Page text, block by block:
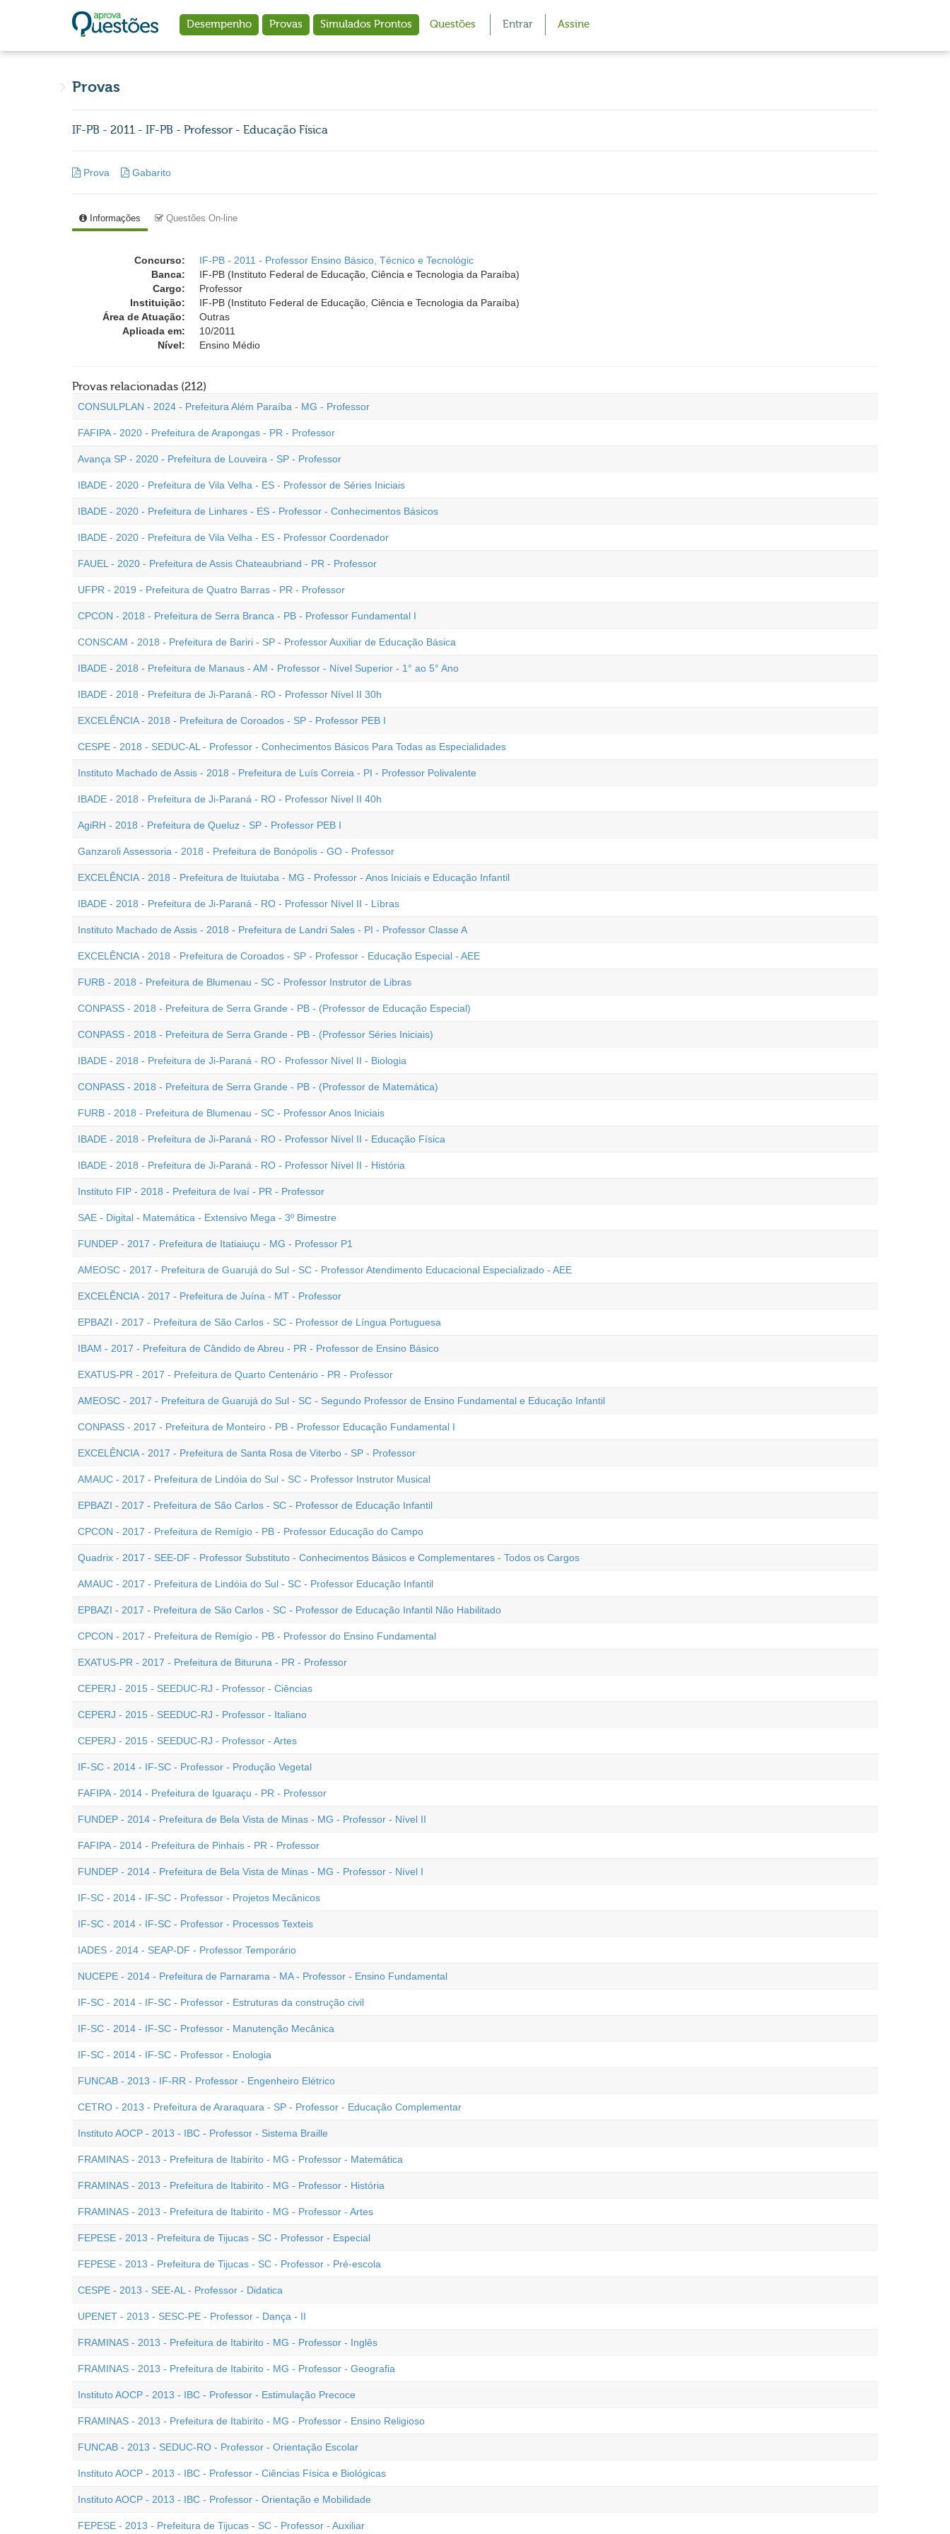
Desempenho Provas Simulados Prontos Questões Entrar Assine
Provas
IF-PB - 2011 - IF-PB - Professor - Educação Física
Prova Gabarito
Informações Questões On-line
Concurso:
IF-PB - 2011 - Professor Ensino Básico, Técnico e Tecnológic
Banca:
IF-PB (Instituto Federal de Educação, Ciência e Tecnologia da Paraíba)
Cargo:
Professor
Instituição:
IF-PB (Instituto Federal de Educação, Ciência e Tecnologia da Paraíba)
Área de Atuação:
Outras
Aplicada em:
10/2011
Nível:
Ensino Médio
Provas relacionadas (212)
CONSULPLAN - 2024 - Prefeitura Além Paraíba - MG - Professor
FAFIPA - 2020 - Prefeitura de Arapongas - PR - Professor
Avança SP - 2020 - Prefeitura de Louveira - SP - Professor
IBADE - 2020 - Prefeitura de Vila Velha - ES - Professor de Séries Iniciais
IBADE - 2020 - Prefeitura de Linhares - ES - Professor - Conhecimentos Básicos
IBADE - 2020 - Prefeitura de Vila Velha - ES - Professor Coordenador
FAUEL - 2020 - Prefeitura de Assis Chateaubriand - PR - Professor
UFPR - 2019 - Prefeitura de Quatro Barras - PR - Professor
CPCON - 2018 - Prefeitura de Serra Branca - PB - Professor Fundamental I
CONSCAM - 2018 - Prefeitura de Bariri - SP - Professor Auxiliar de Educação Básica
IBADE - 2018 - Prefeitura de Manaus - AM - Professor - Nível Superior - 1° ao 5° Ano
IBADE - 2018 - Prefeitura de Ji-Paraná - RO - Professor Nível II 30h
EXCELÊNCIA - 2018 - Prefeitura de Coroados - SP - Professor PEB I
CESPE - 2018 - SEDUC-AL - Professor - Conhecimentos Básicos Para Todas as Especialidades
Instituto Machado de Assis - 2018 - Prefeitura de Luís Correia - PI - Professor Polivalente
IBADE - 2018 - Prefeitura de Ji-Paraná - RO - Professor Nível II 40h
AgiRH - 2018 - Prefeitura de Queluz - SP - Professor PEB I
Ganzaroli Assessoria - 2018 - Prefeitura de Bonópolis - GO - Professor
EXCELÊNCIA - 2018 - Prefeitura de Ituiutaba - MG - Professor - Anos Iniciais e Educação Infantil
IBADE - 2018 - Prefeitura de Ji-Paraná - RO - Professor Nível II - Líbras
Instituto Machado de Assis - 2018 - Prefeitura de Landri Sales - PI - Professor Classe A
EXCELÊNCIA - 2018 - Prefeitura de Coroados - SP - Professor - Educação Especial - AEE
FURB - 2018 - Prefeitura de Blumenau - SC - Professor Instrutor de Libras
CONPASS - 2018 - Prefeitura de Serra Grande - PB - (Professor de Educação Especial)
CONPASS - 2018 - Prefeitura de Serra Grande - PB - (Professor Séries Iniciais)
IBADE - 2018 - Prefeitura de Ji-Paraná - RO - Professor Nível II - Biologia
CONPASS - 2018 - Prefeitura de Serra Grande - PB - (Professor de Matemática)
FURB - 2018 - Prefeitura de Blumenau - SC - Professor Anos Iniciais
IBADE - 2018 - Prefeitura de Ji-Paraná - RO - Professor Nível II - Educação Física
IBADE - 2018 - Prefeitura de Ji-Paraná - RO - Professor Nível II - História
Instituto FIP - 2018 - Prefeitura de Ivaí - PR - Professor
SAE - Digital - Matemática - Extensivo Mega - 3º Bimestre
FUNDEP - 2017 - Prefeitura de Itatiaiuçu - MG - Professor P1
AMEOSC - 2017 - Prefeitura de Guarujá do Sul - SC - Professor Atendimento Educacional Especializado - AEE
EXCELÊNCIA - 2017 - Prefeitura de Juína - MT - Professor
EPBAZI - 2017 - Prefeitura de São Carlos - SC - Professor de Língua Portuguesa
IBAM - 2017 - Prefeitura de Cândido de Abreu - PR - Professor de Ensino Básico
EXATUS-PR - 2017 - Prefeitura de Quarto Centenário - PR - Professor
AMEOSC - 2017 - Prefeitura de Guarujá do Sul - SC - Segundo Professor de Ensino Fundamental e Educação Infantil
CONPASS - 2017 - Prefeitura de Monteiro - PB - Professor Educação Fundamental I
EXCELÊNCIA - 2017 - Prefeitura de Santa Rosa de Viterbo - SP - Professor
AMAUC - 2017 - Prefeitura de Lindóia do Sul - SC - Professor Instrutor Musical
EPBAZI - 2017 - Prefeitura de São Carlos - SC - Professor de Educação Infantil
CPCON - 2017 - Prefeitura de Remígio - PB - Professor Educação do Campo
Quadrix - 2017 - SEE-DF - Professor Substituto - Conhecimentos Básicos e Complementares - Todos os Cargos
AMAUC - 2017 - Prefeitura de Lindóia do Sul - SC - Professor Educação Infantil
EPBAZI - 2017 - Prefeitura de São Carlos - SC - Professor de Educação Infantil Não Habilitado
CPCON - 2017 - Prefeitura de Remígio - PB - Professor do Ensino Fundamental
EXATUS-PR - 2017 - Prefeitura de Bituruna - PR - Professor
CEPERJ - 2015 - SEEDUC-RJ - Professor - Ciências
CEPERJ - 2015 - SEEDUC-RJ - Professor - Italiano
CEPERJ - 2015 - SEEDUC-RJ - Professor - Artes
IF-SC - 2014 - IF-SC - Professor - Produção Vegetal
FAFIPA - 2014 - Prefeitura de Iguaraçu - PR - Professor
FUNDEP - 2014 - Prefeitura de Bela Vista de Minas - MG - Professor - Nível II
FAFIPA - 2014 - Prefeitura de Pinhais - PR - Professor
FUNDEP - 2014 - Prefeitura de Bela Vista de Minas - MG - Professor - Nível I
IF-SC - 2014 - IF-SC - Professor - Projetos Mecânicos
IF-SC - 2014 - IF-SC - Professor - Processos Texteis
IADES - 2014 - SEAP-DF - Professor Temporário
NUCEPE - 2014 - Prefeitura de Parnarama - MA - Professor - Ensino Fundamental
IF-SC - 2014 - IF-SC - Professor - Estruturas da construção civil
IF-SC - 2014 - IF-SC - Professor - Manutenção Mecânica
IF-SC - 2014 - IF-SC - Professor - Enologia
FUNCAB - 2013 - IF-RR - Professor - Engenheiro Elétrico
CETRO - 2013 - Prefeitura de Araraquara - SP - Professor - Educação Complementar
Instituto AOCP - 2013 - IBC - Professor - Sistema Braille
FRAMINAS - 2013 - Prefeitura de Itabirito - MG - Professor - Matemática
FRAMINAS - 2013 - Prefeitura de Itabirito - MG - Professor - História
FRAMINAS - 2013 - Prefeitura de Itabirito - MG - Professor - Artes
FEPESE - 2013 - Prefeitura de Tijucas - SC - Professor - Especial
FEPESE - 2013 - Prefeitura de Tijucas - SC - Professor - Pré-escola
CESPE - 2013 - SEE-AL - Professor - Didatica
UPENET - 2013 - SESC-PE - Professor - Dança - II
FRAMINAS - 2013 - Prefeitura de Itabirito - MG - Professor - Inglês
FRAMINAS - 2013 - Prefeitura de Itabirito - MG - Professor - Geografia
Instituto AOCP - 2013 - IBC - Professor - Estimulação Precoce
FRAMINAS - 2013 - Prefeitura de Itabirito - MG - Professor - Ensino Religioso
FUNCAB - 2013 - SEDUC-RO - Professor - Orientação Escolar
Instituto AOCP - 2013 - IBC - Professor - Ciências Física e Biológicas
Instituto AOCP - 2013 - IBC - Professor - Orientação e Mobilidade
FEPESE - 2013 - Prefeitura de Tijucas - SC - Professor - Auxiliar